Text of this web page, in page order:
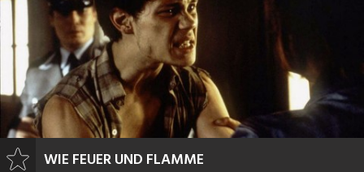
WIE FEUER UND FLAMME